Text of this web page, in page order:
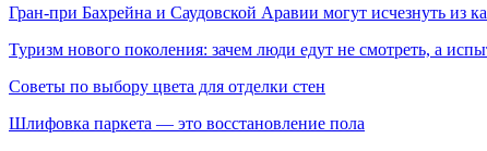
Гран-при Бахрейна и Саудовской Аравии могут исчезнуть из
Туризм нового поколения: зачем люди едут не смотреть, а
Советы по выбору цвета для отделки стен
Шлифовка паркета — это восстановление пола